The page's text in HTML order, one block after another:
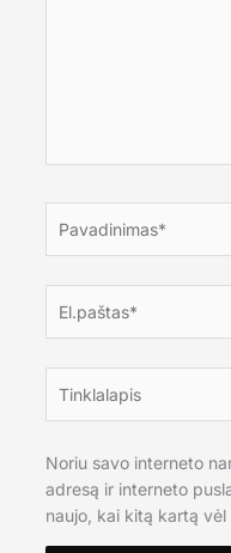
Noriu savo interneto
adresą ir interneto
naujo, kai kitą kartą